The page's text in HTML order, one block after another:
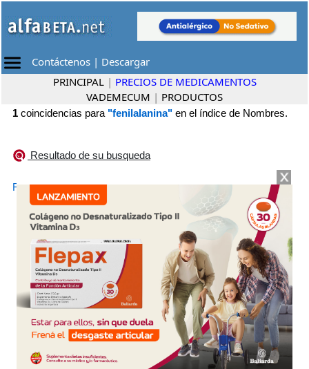
Contáctenos | Descargar
PRINCIPAL | PRECIOS DE MEDICAMENTOS
VADEMECUM | PRODUCTOS
1 coincidencias para "fenilalanina" en el índice de Nombres.
Resultado de su busqueda
FENILUP•Framingham Pharma